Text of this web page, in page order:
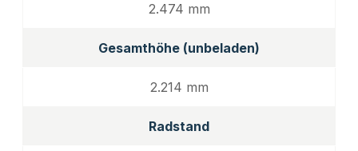
2.474 mm
Gesamthöhe (unbeladen)
2.214 mm
Radstand